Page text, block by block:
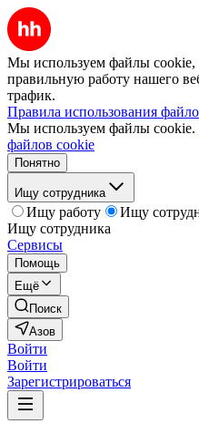
Мы используем файлы cookie,
правильную работу нашего
трафик.
Правила использования
Мы используем файлы cookie.
файлов cookie
Понятно
Ищу сотрудника
Ищу работу
Ищу
Ищу сотрудника
Сервисы
Помощь
Ещё
Поиск
Азов
Войти
Войти
Зарегистрироваться